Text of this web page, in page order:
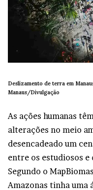
Deslizamento de terra em
Manaus/Divulgação
As ações humanas
alterações no meio
desencadeado um
entre os estudiosos e
Segundo o
Amazonas tinha uma